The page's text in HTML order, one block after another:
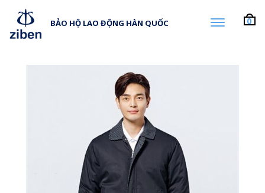
BẢO HỘ LAO ĐỘNG HÀN QUỐC 0